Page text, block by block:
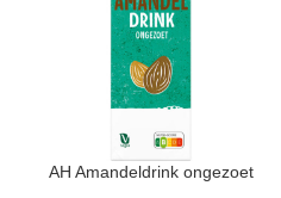
AH Amandeldrink ongezoet